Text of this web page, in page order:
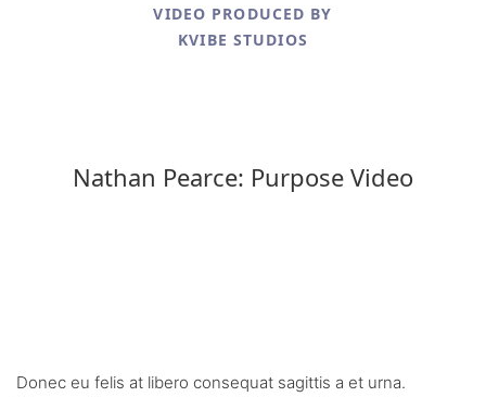
VIDEO PRODUCED BY
KVIBE STUDIOS
Nathan Pearce: Purpose Video
Donec eu felis at libero consequat sagittis a et urna.